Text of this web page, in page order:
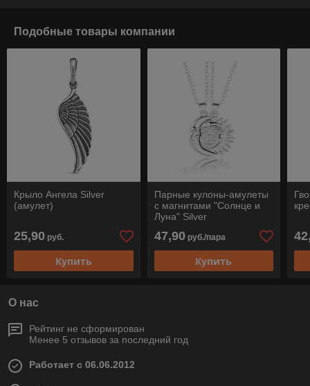
Подобные товары компании
Крыло Ангела Silver
(амулет)
25,90 руб.
Купить
Парные кулоны-амулеты
с магнитами "Солнце и
Луна" Silver
47,90 руб./пара
Купить
О нас
Рейтинг не сформирован
Менее 5 отзывов за последний год
Работает с 06.06.2012